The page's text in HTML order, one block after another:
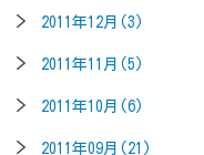
2011年12月(3)
2011年11月(5)
2011年10月(6)
2011年09月(21)